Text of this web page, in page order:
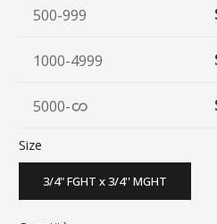
500-999
1000-4999
5000-
Size
3/4" FGHT x 3/4'' MGHT